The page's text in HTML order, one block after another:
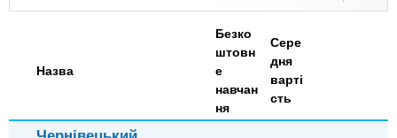
nНазва
Безко
штовн
е
навчан
ня
Сере
дня
варті
сть